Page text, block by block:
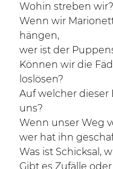
Wohin streben wir?
Wenn wir
hängen,
wer ist der
Können wir die
loslösen?
Auf welcher
uns?
Wenn unser Weg
wer hat ihn
Was ist Schicksal,
Gibt es Zufälle